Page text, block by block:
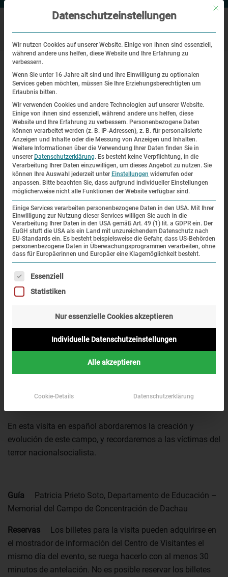
Startseite |
Visita guiada
Visita guiada en español al
Memorial del Campo de
Concentración de Dachau
| 06.05.2023 | 10:30—13:00
concentración de Dachau, en los terrenos de una antigua
fábrica. En sus doce años de historia, unas 200.000
personas de más 40 nacionalidades fueron internadas en
morirían a consecuencia del hambre, las enfermedades, el
En esta visita en español abordaremos la creación y
evolución de este campo, y recordaremos a las víctimas del
terror nacionalsocialista.
Guía Patricia Prieto Soto, Departamento de Educación –
Memorial del Campo de Concentración de Dachau
Reservas
Los billetes para la visita pueden adquirirse en
el mostrador de información del Centro de Visitantes el
mismo día del evento, se ruega hacerlo con al menos 30
minutos de antelación. No es posible reservar los billetes
Mit
Datenschutzeinstellungen
Wir nutzen Cookies auf unserer Website. Einige von ihnen sind essenziell,
während andere uns helfen, diese Website und Ihre Erfahrung zu
verbessern.
Wenn Sie unter 16 Jahre alt sind und Ihre Einwilligung zu optionalen
Services geben möchten, müssen Sie Ihre Erziehungsberechtigten um
Erlaubnis bitten.
Wir verwenden Cookies und andere Technologien auf unserer Website.
Einige von ihnen sind essenziell, während andere uns helfen, diese
Website und Ihre Erfahrung zu verbessern. Personenbezogene Daten
können verarbeitet werden (z. B. IP-Adressen), z. B. für personalisierte
Anzeigen und Inhalte oder die Messung von Anzeigen und Inhalten.
Weitere Informationen über die Verwendung Ihrer Daten finden Sie in
unserer Datenschutzerklärung. Es besteht keine Verpflichtung, in die
Verarbeitung Ihrer Daten einzuwilligen, um dieses Angebot zu nutzen. Sie
können Ihre Auswahl jederzeit unter Einstellungen widerrufen oder
anpassen. Bitte beachten Sie, dass aufgrund individueller Einstellungen
möglicherweise nicht alle Funktionen der Website verfügbar sind.
Einige Services verarbeiten personenbezogene Daten in den USA. Mit Ihrer
Einwilligung zur Nutzung dieser Services willigen Sie auch in die
Verarbeitung Ihrer Daten in den USA gemäß Art. 49 (1) lit. a GDPR ein. Der
EuGH stuft die USA als ein Land mit unzureichendem Datenschutz nach
EU-Standards ein. Es besteht beispielsweise die Gefahr, dass US-Behörden
personenbezogene Daten in Überwachungsprogrammen verarbeiten, ohne
dass für Europäerinnen und Europäer eine Klagemöglichkeit besteht.
Es folgt eine Liste der Service-Gruppen, für die eine
Essenziell
Statistiken
Nur essenzielle Cookies akzeptieren
Individuelle Datenschutzeinstellungen
Alle akzeptieren
Cookie-Details Datenschutzerklärung